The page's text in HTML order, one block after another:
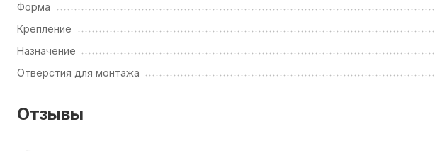
Форма
Крепление
Назначение
Отверстия для монтажа
Отзывы